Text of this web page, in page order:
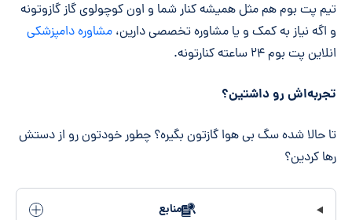
تیم پت بوم هم مثل همیشه کنار شما و اون کوچولوی گاز گازوتونه
و اگه نیاز به کمک و یا مشاوره تخصصی دارین، مشاوره دامپزشکی
انلاین پت بوم ۲۴ ساعته کنارتونه.
تجربه‌اش رو داشتین؟
تا حالا شده سگ بی هوا گازتون بگیره؟ چطور خودتون رو از دستش
رها کردین؟
منابع